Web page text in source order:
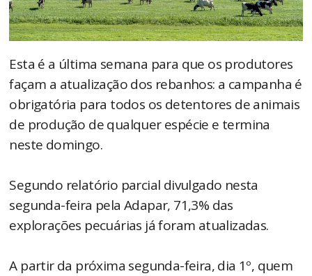
Esta é a última semana para que os produtores
façam a atualização dos rebanhos: a campanha é
obrigatória para todos os detentores de animais
de produção de qualquer espécie e termina
neste domingo.
Segundo relatório parcial divulgado nesta
segunda-feira pela Adapar, 71,3% das
explorações pecuárias já foram atualizadas.
A partir da próxima segunda-feira, dia 1º, quem